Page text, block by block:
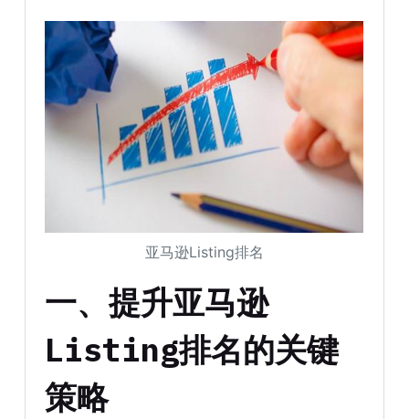
亚马逊Listing排名
一、提升亚马逊
Listing排名的关键
策略